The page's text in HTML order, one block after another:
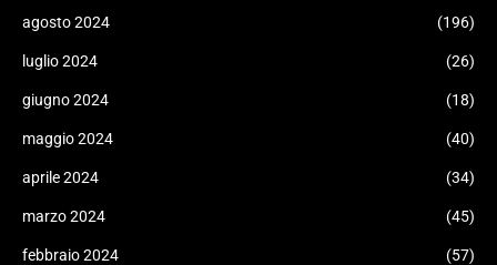
agosto 2024 (196)
luglio 2024 (26)
giugno 2024 (18)
maggio 2024 (40)
aprile 2024 (34)
marzo 2024 (45)
febbraio 2024 (57)